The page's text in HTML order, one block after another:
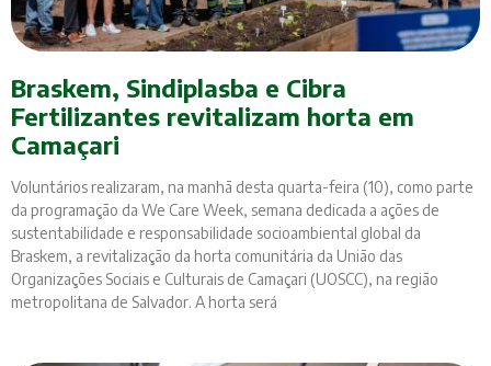
Braskem, Sindiplasba e Cibra
Fertilizantes revitalizam horta em
Camaçari
Voluntários realizaram, na manhã desta quarta-feira (10), como parte
da programação da We Care Week, semana dedicada a ações de
sustentabilidade e responsabilidade socioambiental global da
Braskem, a revitalização da horta comunitária da União das
Organizações Sociais e Culturais de Camaçari (UOSCC), na região
metropolitana de Salvador. A horta será